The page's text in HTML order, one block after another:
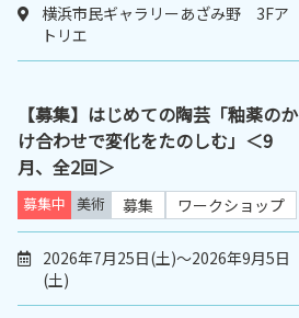
横浜市民ギャラリーあざみ野 3Fア
トリエ
【募集】はじめての陶芸「釉薬のか
け合わせで変化をたのしむ」＜9
月、全2回＞
募集中 美術 募集 ワークショップ
2026年7月25日(土)～2026年9月5日
(土)